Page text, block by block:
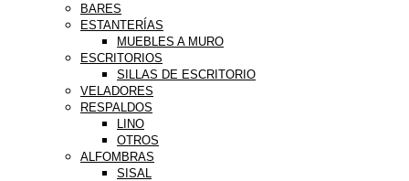
BARES
ESTANTERÍAS
MUEBLES A MURO
ESCRITORIOS
SILLAS DE ESCRITORIO
VELADORES
RESPALDOS
LINO
OTROS
ALFOMBRAS
SISAL